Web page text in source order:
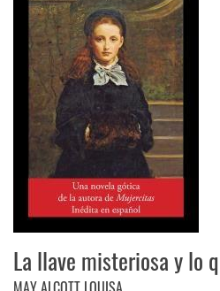
La llave misteriosa y lo